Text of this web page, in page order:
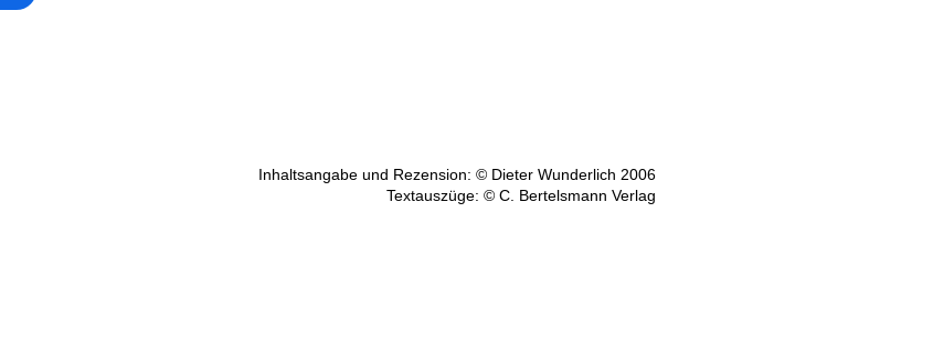
Inhaltsangabe und Rezension: © Dieter Wunderlich 2006
Textauszüge: © C. Bertelsmann Verlag